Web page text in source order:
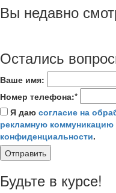
Вы недавно
Остались
Ваше имя:
Номер телефона:*
Я даю согласие на
рекламную коммуникацию
конфиденциальности.
Отправить
Будьте в курсе!